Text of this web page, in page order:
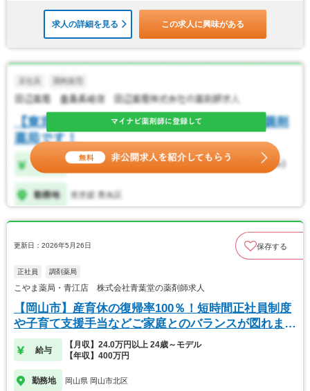
求人の詳細を見る この求人に興味がある
更新日：2026年5月26日 保存する
正社員 調剤薬局
こやま薬局・青江店 株式会社青葉堂の薬剤師求人
【岡山市】産育休の復帰率100％！短時間正社員制度
や子育て支援手当などご家庭とのバランスが図れま
す！
給与
【月収】24.0万円以上 24歳～モデル
【年収】400万円
勤務地 岡山県 岡山市北区